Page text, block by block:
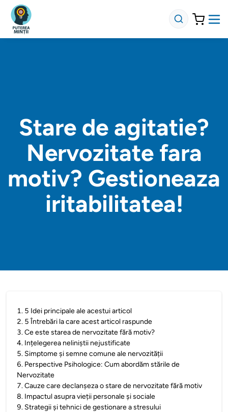
Stare de agitatie?
Nervozitate fara
motiv? Gestioneaza
iritabilitatea!
1. 5 Idei principale ale acestui articol
2. 5 Întrebări la care acest articol raspunde
3.Ce este starea de nervozitate fără motiv?
4. Ințelegerea neliniștii nejustificate
5. Simptome și semne comune ale nervozității
6. Perspective Psihologice: Cum abordăm stările de
Nervozitate
7.Cauze care declanșeza o stare de nervozitate fără motiv
8. Impactul asupra vieții personale și sociale
9. Strategii și tehnici de gestionare a stresului